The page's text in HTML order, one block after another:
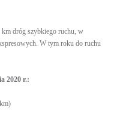
dróg szybkiego ruchu, w
W tym roku do ruchu
2020 r.: